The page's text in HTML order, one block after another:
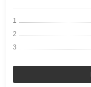
1
2
3